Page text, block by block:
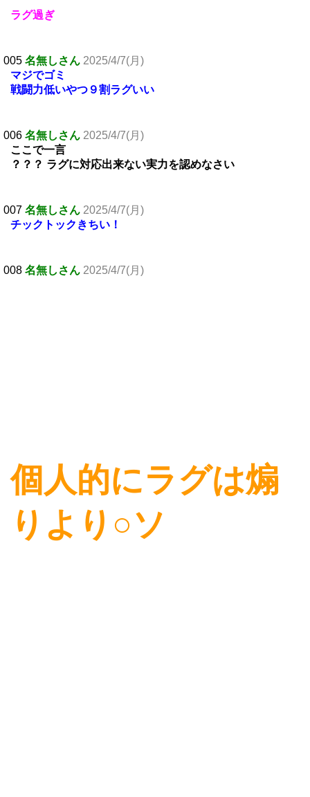
ラグ過ぎ
005 名無しさん 2025/4/7(月)
マジでゴミ
戦闘力低いやつ９割ラグいい
006 名無しさん 2025/4/7(月)
ここで一言
？？？ ラグに対応出来ない実力を認めなさい
007 名無しさん 2025/4/7(月)
チックトックきちい！
008 名無しさん 2025/4/7(月)
個人的にラグは煽
りより○ソ